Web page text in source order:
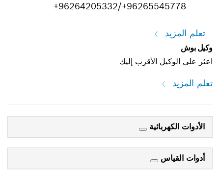
+96264205332/+96265545778
تعلم المزيد
وكيل بوش
اعثر على الوكيل الأقرب إليك
تعلم المزيد
الأدوات الكهربائية
أدوات القياس